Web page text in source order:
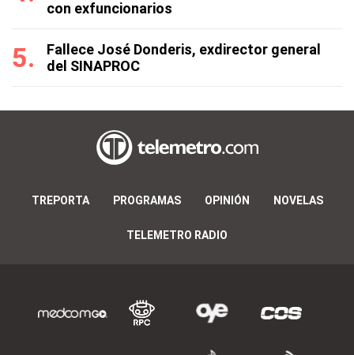
con exfuncionarios
Fallece José Donderis, exdirector general
del SINAPROC
TREPORTA PROGRAMAS OPINIÓN NOVELAS
TELEMETRO RADIO